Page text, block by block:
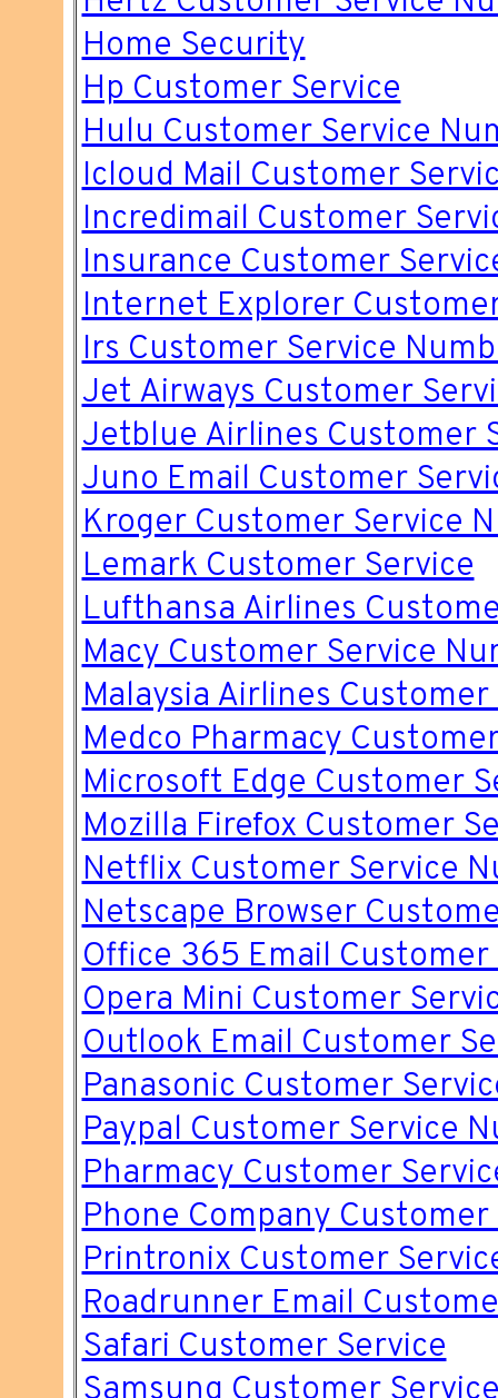
Home Security
Hp Customer Service
Hulu Customer Service
Icloud Mail Customer
Incredimail Customer
Insurance Customer
Internet Explorer
Irs Customer Service
Jet Airways Customer
Jetblue Airlines Customer
Juno Email Customer
Kroger Customer Service
Lemark Customer Service
Lufthansa Airlines
Macy Customer Service
Malaysia Airlines Customer
Medco Pharmacy
Microsoft Edge Customer
Mozilla Firefox Customer
Netflix Customer Service
Netscape Browser
Office 365 Email Customer
Opera Mini Customer
Outlook Email Customer
Panasonic Customer
Paypal Customer Service
Pharmacy Customer
Phone Company Customer
Printronix Customer
Roadrunner Email
Safari Customer Service